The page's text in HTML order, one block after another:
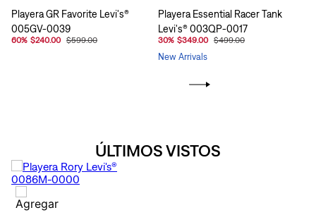
Playera GR Favorite Levi's®
005GV-0039
60% $240.00 $599.00
Playera Essential Racer Tank
Levi's® 003QP-0017
30% $349.00 $499.00
New Arrivals
ÚLTIMOS VISTOS